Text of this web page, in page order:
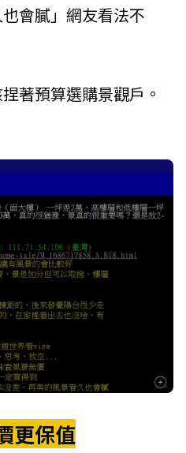
會膩」網友看法不
著預算選購景觀戶。
更保值